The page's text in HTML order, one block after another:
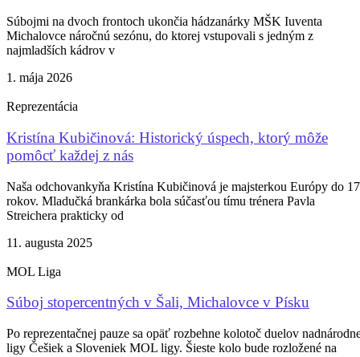
Súbojmi na dvoch frontoch ukončia hádzanárky MŠK Iuventa
Michalovce náročnú sezónu, do ktorej vstupovali s jedným z
najmladších kádrov v
1. mája 2026
Reprezentácia
Kristína Kubičinová: Historický úspech, ktorý môže
pomôcť každej z nás
Naša odchovankyňa Kristína Kubičinová je majsterkou Európy do 17
rokov. Mladučká brankárka bola súčasťou tímu trénera Pavla
Streichera prakticky od
11. augusta 2025
MOL Liga
Súboj stopercentných v Šali, Michalovce v Písku
Po reprezentačnej pauze sa opäť rozbehne kolotoč duelov
ligy Češiek a Sloveniek MOL ligy. Šieste kolo bude rozložené na